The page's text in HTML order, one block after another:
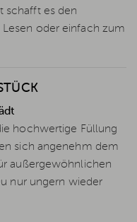
schafft es den
oder einfach zum
hochwertige Füllung
sich angenehm dem
außergewöhnlichen
nur ungern wieder